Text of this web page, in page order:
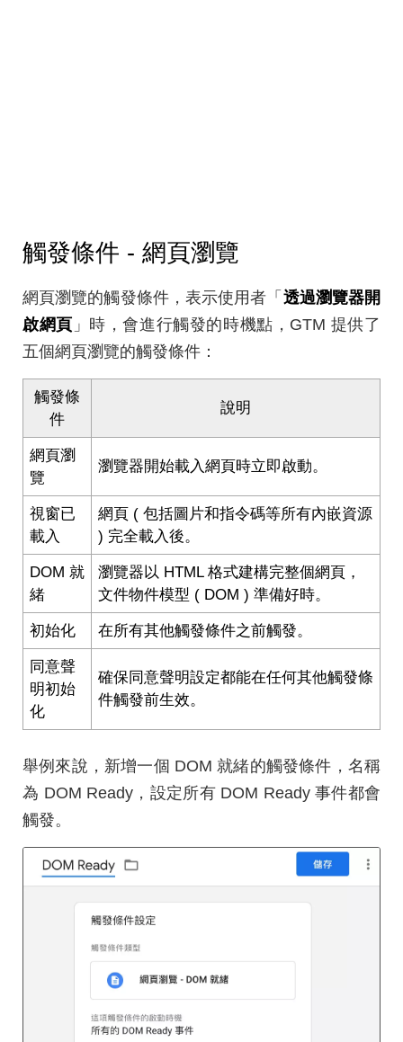
觸發條件 - 網頁瀏覽
網頁瀏覽的觸發條件，表示使用者「 透過瀏覽器開
啟網頁 」時，會進行觸發的時機點，GTM 提供了
五個網頁瀏覽的觸發條件：
觸發條
件
說明
網頁瀏
覽
瀏覽器開始載入網頁時立即啟動。
視窗已
載入
網頁 ( 包括圖片和指令碼等所有內嵌資源
) 完全載入後。
DOM 就
緒
瀏覽器以 HTML 格式建構完整個網頁，
文件物件模型 ( DOM ) 準備好時。
初始化 在所有其他觸發條件之前觸發。
同意聲
明初始
化
確保同意聲明設定都能在任何其他觸發條
件觸發前生效。
舉例來說，新增一個 DOM 就緒的觸發條件，名稱
為 DOM Ready，設定所有 DOM Ready 事件都會
觸發。